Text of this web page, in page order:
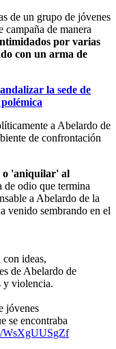
de un grupo de jóvenes
campaña de manera
por varias
con un arma de
la sede de
a Abelardo de
de confrontación
o 'aniquilar' al
de odio que termina
a Abelardo de la
venido sembrando en el
con ideas,
de Abelardo de
y violencia.
jóvenes
se encontraba
WsXgUUSgZf